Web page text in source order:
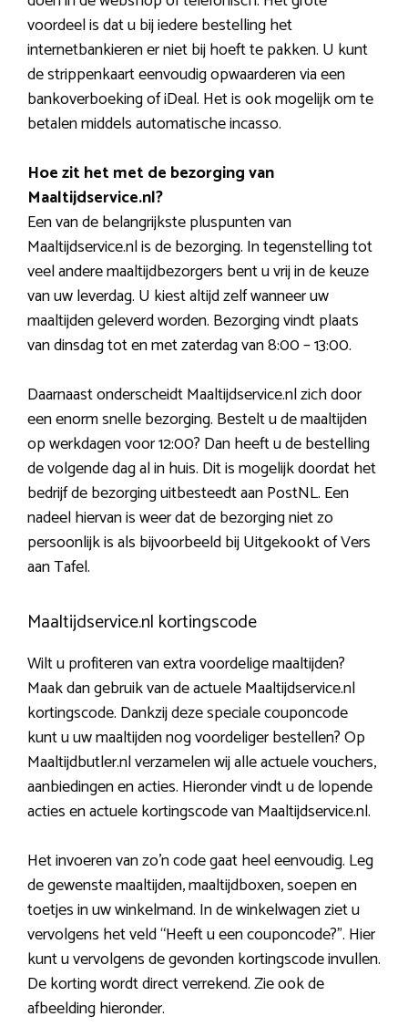
voordeel is dat u bij iedere bestelling het
internetbankieren er niet bij hoeft te pakken. U kunt
de strippenkaart eenvoudig opwaarderen via een
bankoverboeking of iDeal. Het is ook mogelijk om te
betalen middels automatische incasso.
Hoe zit het met de bezorging van
Maaltijdservice.nl?
Een van de belangrijkste pluspunten van
Maaltijdservice.nl is de bezorging. In tegenstelling tot
veel andere maaltijdbezorgers bent u vrij in de keuze
van uw leverdag. U kiest altijd zelf wanneer uw
maaltijden geleverd worden. Bezorging vindt plaats
van dinsdag tot en met zaterdag van 8:00 – 13:00.
Daarnaast onderscheidt Maaltijdservice.nl zich door
een enorm snelle bezorging. Bestelt u de maaltijden
op werkdagen voor 12:00? Dan heeft u de bestelling
de volgende dag al in huis. Dit is mogelijk doordat het
bedrijf de bezorging uitbesteedt aan PostNL. Een
nadeel hiervan is weer dat de bezorging niet zo
persoonlijk is als bijvoorbeeld bij Uitgekookt of Vers
aan Tafel.
Maaltijdservice.nl kortingscode
Wilt u profiteren van extra voordelige maaltijden?
Maak dan gebruik van de actuele Maaltijdservice.nl
kortingscode. Dankzij deze speciale couponcode
kunt u uw maaltijden nog voordeliger bestellen? Op
Maaltijdbutler.nl verzamelen wij alle actuele vouchers,
aanbiedingen en acties. Hieronder vindt u de lopende
acties en actuele kortingscode van Maaltijdservice.nl.
Het invoeren van zo’n code gaat heel eenvoudig. Leg
de gewenste maaltijden, maaltijdboxen, soepen en
toetjes in uw winkelmand. In de winkelwagen ziet u
vervolgens het veld “Heeft u een couponcode?”. Hier
kunt u vervolgens de gevonden kortingscode invullen.
De korting wordt direct verrekend. Zie ook de
afbeelding hieronder.